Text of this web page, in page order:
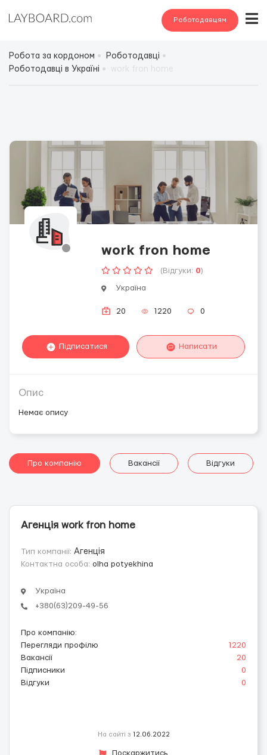
Роботодавцям
Робота за кордоном
Роботодавці
Роботодавці в Україні
work fron home
(Відгуки: 0)
Україна
20 1220 0
Підписатися Написати
Опис
Немає опису
Про компанію Вакансії Відгуки
Агенція work fron home
Тип компанії: Агенція
Контактна особа: olha potyekhina
Україна
+380(63)209-49-56
Про компанію:
Перегляди профілю
1220
Вакансії
20
Підписники
0
Відгуки
0
На сайті з 12.06.2022
Поскаржитись